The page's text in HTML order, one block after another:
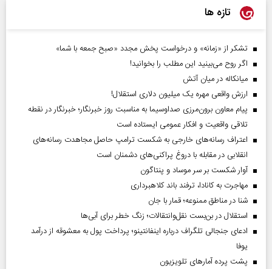
تازه ها
تشکر از «زمانه» و درخواست پخش مجدد «صبح جمعه با شما»
اگر روح می‌بینید این مطلب را بخوانید!
میانکاله در میان آتش
ارزش واقعی مهره یک میلیون دلاری استقلال!
پیام معاون برون‌مرزی صداوسیما به مناسبت روز خبرنگار؛ خبرنگار در نقطه
تلاقی واقعیت و افکار عمومی ایستاده است
اعتراف رسانه‌های خارجی به شکست ترامپ حاصل مجاهدت رسانه‌های
انقلابی در مقابله با دروغ پراکنی‌های دشمنان است
آوار شکست بر سر موساد و پنتاگون
مهاجرت به کانادا، ترفند باند کلاهبرداری
شنا در مناطق ممنوعه؛ قمار با جان
استقلال در بن‌بست نقل‌وانتقالات؛ زنگ خطر برای آبی‌ها
ادعای جنجالی تلگراف درباره اینفانتینو؛ پرداخت پول به معشوقه از درآمد
یوفا
پشت پرده آمارهای تلویزیون